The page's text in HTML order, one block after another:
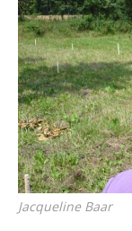
Jacqueline Baar